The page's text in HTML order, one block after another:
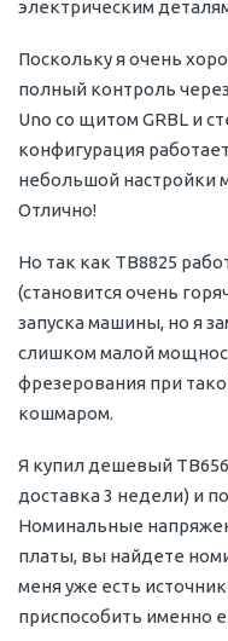
электрическим
Поскольку я очень
полный контроль
Uno со щитом GRBL и
конфигурация
небольшой настройки
Отлично!
Но так как TB8825
(становится очень
запуска машины, но я
слишком малой
фрезерования при
кошмаром.
Я купил дешевый
доставка 3 недели) и
Номинальные
платы, вы найдете
меня уже есть
приспособить именно